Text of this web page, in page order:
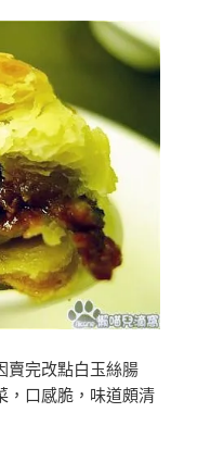
賣完改點白玉絲腸
，口感脆，味道頗清